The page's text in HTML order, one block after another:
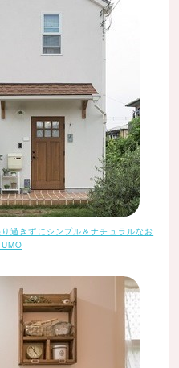
過ぎずにシンプル＆ナチュラルなお